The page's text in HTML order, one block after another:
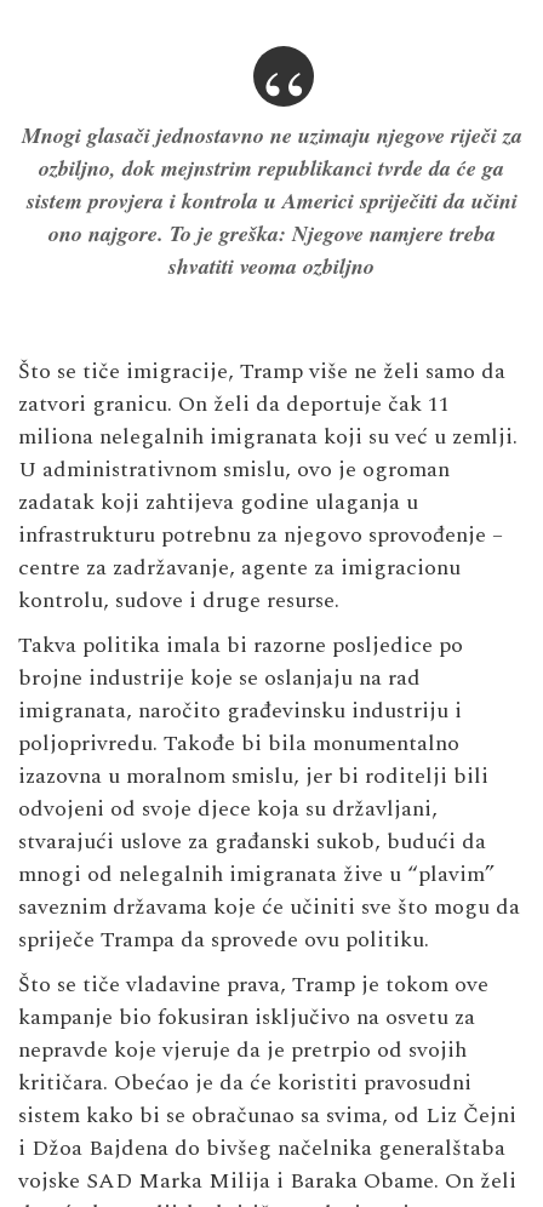
Mnogi glasači jednostavno ne uzimaju njegove riječi za
ozbiljno, dok mejnstrim republikanci tvrde da će ga
sistem provjera i kontrola u Americi spriječiti da učini
ono najgore. To je greška: Njegove namjere treba
shvatiti veoma ozbiljno
Što se tiče imigracije, Tramp više ne želi samo da
zatvori granicu. On želi da deportuje čak 11
miliona nelegalnih imigranata koji su već u zemlji.
U administrativnom smislu, ovo je ogroman
zadatak koji zahtijeva godine ulaganja u
infrastrukturu potrebnu za njegovo sprovođenje –
centre za zadržavanje, agente za imigracionu
kontrolu, sudove i druge resurse.
Takva politika imala bi razorne posljedice po
brojne industrije koje se oslanjaju na rad
imigranata, naročito građevinsku industriju i
poljoprivredu. Takođe bi bila monumentalno
izazovna u moralnom smislu, jer bi roditelji bili
odvojeni od svoje djece koja su državljani,
stvarajući uslove za građanski sukob, budući da
mnogi od nelegalnih imigranata žive u “plavim”
saveznim državama koje će učiniti sve što mogu da
spriječe Trampa da sprovede ovu politiku.
Što se tiče vladavine prava, Tramp je tokom ove
kampanje bio fokusiran isključivo na osvetu za
nepravde koje vjeruje da je pretrpio od svojih
kritičara. Obećao je da će koristiti pravosudni
sistem kako bi se obračunao sa svima, od Liz Čejni
i Džoa Bajdena do bivšeg načelnika generalštaba
vojske SAD Marka Milija i Baraka Obame. On želi